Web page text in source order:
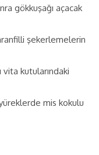
gökkuşağı açacak
şekerlemelerin
vita kutularındaki
mis kokulu